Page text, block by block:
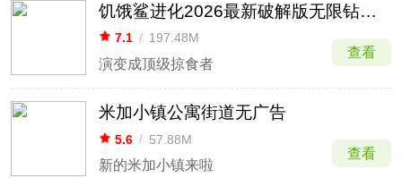
饥饿鲨进化2026最新破解版无限钻石金币
7.1 / 197.48M
演变成顶级掠食者
查看
米加小镇公寓街道无广告
5.6 / 57.88M
新的米加小镇来啦
查看